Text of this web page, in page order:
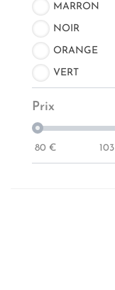
MARRON
NOIR
ORANGE
VERT
Prix
80 € 103